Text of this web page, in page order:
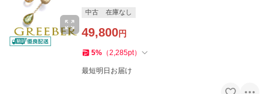
中古 在庫なし
49,800円
5% （2,285pt）
最短明日お届け